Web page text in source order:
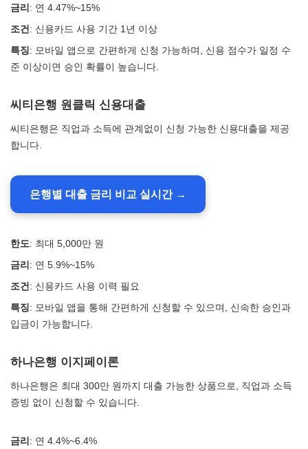
금리 : 연 4.47%~15%
조건 : 신용카드 사용 기간 1년 이상
특징: 모바일 앱으로 간편하게 신청 가능하며, 신용 점수가 일정 수
준 이상이면 승인 확률이 높습니다.
씨티은행 원클릭 신용대출
씨티은행은 직업과 소득에 관계없이 신청 가능한 신용대출을 제공
합니다.
은행별 대출 금리 비교 실시간 →
한도: 최대 5,000만 원
금리 : 연 5.9%~15%
조건 : 신용카드 사용 이력 필요
특징: 모바일 앱을 통해 간편하게 신청할 수 있으며, 신속한 승인과
입금이 가능합니다.
하나은행 이지페이론
하나은행은 최대 300만 원까지 대출 가능한 상품으로, 직업과 소득
증빙 없이 신청할 수 있습니다.
금리 : 연 4.4%~6.4%